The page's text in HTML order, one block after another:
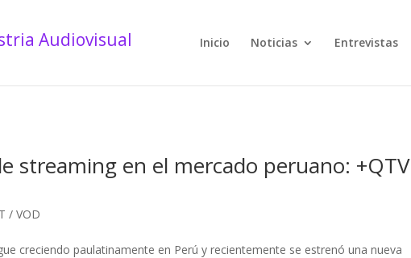
Inicio Noticias Entrevistas
streaming en el mercado peruano: +QTV
/ VOD
creciendo paulatinamente en Perú y recientemente se estrenó una nueva